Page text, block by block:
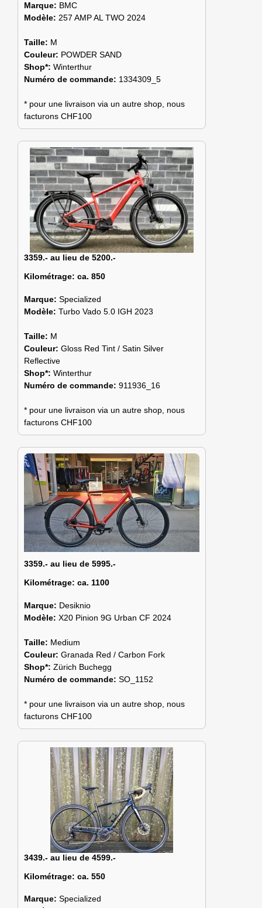
Marque: BMC
Modèle: 257 AMP AL TWO 2024
Taille: M
Couleur: POWDER SAND
Shop*: Winterthur
Numéro de commande: 1334309_5
* pour une livraison via un autre shop, nous
facturons CHF100
3359.- au lieu de 5200.-
Kilométrage: ca. 850
Marque: Specialized
Modèle: Turbo Vado 5.0 IGH 2023
Taille: M
Couleur: Gloss Red Tint / Satin Silver
Reflective
Shop*: Winterthur
Numéro de commande: 911936_16
* pour une livraison via un autre shop, nous
facturons CHF100
3359.- au lieu de 5995.-
Kilométrage: ca. 1100
Marque: Desiknio
Modèle: X20 Pinion 9G Urban CF 2024
Taille: Medium
Couleur: Granada Red / Carbon Fork
Shop*: Zürich Buchegg
Numéro de commande: SO_1152
* pour une livraison via un autre shop, nous
facturons CHF100
3439.- au lieu de 4599.-
Kilométrage: ca. 550
Marque: Specialized